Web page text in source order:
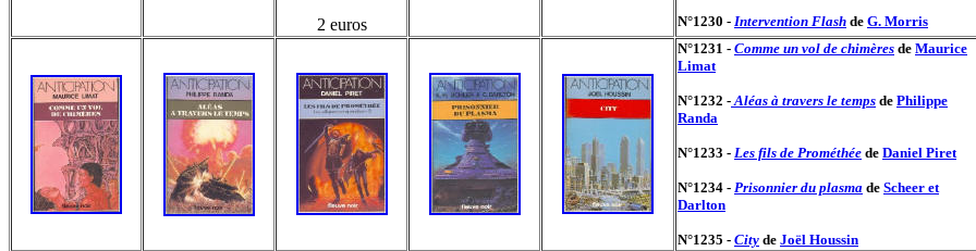
2 euros
N°1230 - Intervention Flash de G. Morris
N°1231 - Comme un vol de chimères de Maurice
Limat
N°1232 - Aléas à travers le temps de Philippe
Randa
N°1233 - Les fils de Prométhée de Daniel Piret
N°1234 - Prisonnier du plasma de Scheer et
Darlton
N°1235 - City de Joël Houssin